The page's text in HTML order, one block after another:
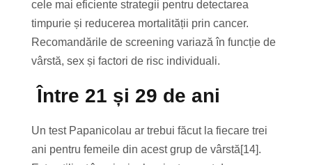
cele mai eficiente strategii pentru detectarea
timpurie și reducerea mortalității prin cancer.
Recomandările de screening variază în funcție de
vârstă, sex și factori de risc individuali.
Între 21 și 29 de ani
Un test Papanicolau ar trebui făcut la fiecare trei
ani pentru femeile din acest grup de vârstă[14].